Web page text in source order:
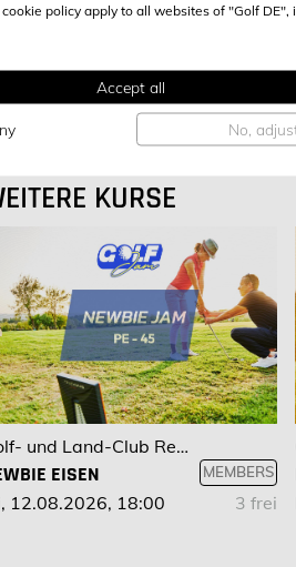
KURSE
Golf- und Land-Club Regensburg
EISEN MEMBERS
12.08.2026, 18:00 3 frei
policy apply to all websites of "Golf DE",
Accept all
No,